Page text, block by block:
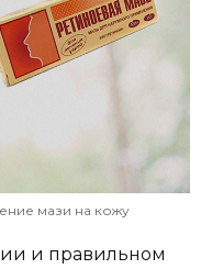
мази на кожу
и правильном